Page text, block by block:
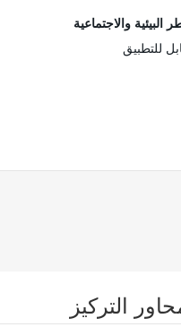
البيئية والاجتماعية
للتطبيق
التركيز